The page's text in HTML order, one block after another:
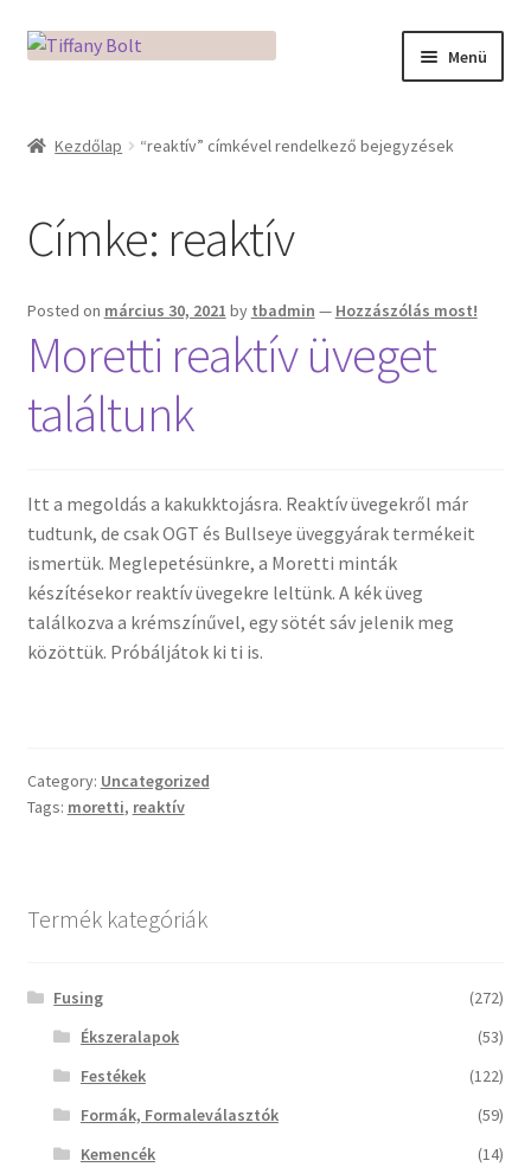
Ugrás
Kilépés
Menü
Az üveg világa / Workshopok
Ékszerkészítés Mikróban
Fusingkemence beüzemelése
Hogyan használd a Mikro Boxot
Mozaik készítés
Tiffany ízelítő
Üvegvágás
Hírek
Kosár
Pénztár
Termékek
Kezdőlap “reaktív” címkével rendelkező bejegyzések
Címke: reaktív
Posted on március 30, 2021 by tbadmin — Hozzászólás most!
Moretti reaktív üveget
találtunk
Itt a megoldás a kakukktojásra. Reaktív üvegekről már
tudtunk, de csak OGT és Bullseye üveggyárak termékeit
ismertük. Meglepetésünkre, a Moretti minták
készítésekor reaktív üvegekre leltünk. A kék üveg
találkozva a krémszínűvel, egy sötét sáv jelenik meg
közöttük. Próbáljátok ki ti is.
Category: Uncategorized
Tags: moretti, reaktív
Termék kategóriák
Fusing
(272)
Ékszeralapok
(53)
Festékek
(122)
Formák, Formaleválasztók
(59)
Kemencék
(14)